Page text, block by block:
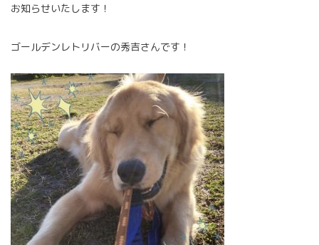
お知らせいたします！
ゴールデンレトリバーの秀吉さんです！